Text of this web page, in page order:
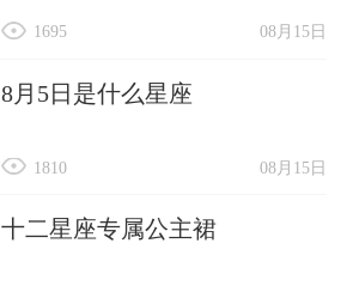
08月15日
1695
8月5日是什么星座
08月15日
1810
十二星座专属公主裙